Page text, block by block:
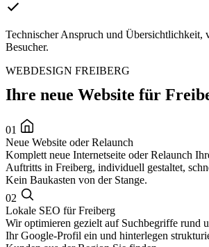
Technischer Anspruch und Übersichtlichkeit,
Besucher.
WEBDESIGN FREIBERG
Ihre neue Website für
01
Neue Website oder Relaunch
Komplett neue Internetseite oder Relaunch
Auftritts in Freiberg, individuell gestaltet,
Kein Baukasten von der Stange.
02
Lokale SEO für Freiberg
Wir optimieren gezielt auf Suchbegriffe rund
Ihr Google-Profil ein und hinterlegen